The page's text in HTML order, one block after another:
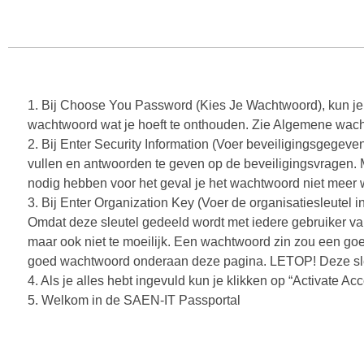
1. Bij Choose You Password (Kies Je Wachtwoord), kun
wachtwoord wat je hoeft te onthouden. Zie Algemene
2. Bij Enter Security Information (Voer
vullen en antwoorden te geven op de
nodig hebben voor het geval je het wachtwoord niet meer
3. Bij Enter Organization Key (Voer de organisatiesleutel
Omdat deze sleutel gedeeld wordt met iedere gebruiker
maar ook niet te moeilijk. Een wachtwoord zin zou een
goed wachtwoord onderaan deze pagina. LETOP! Deze
4. Als je alles hebt ingevuld kun je klikken op “Activate
5. Welkom in de SAEN-IT Passportal